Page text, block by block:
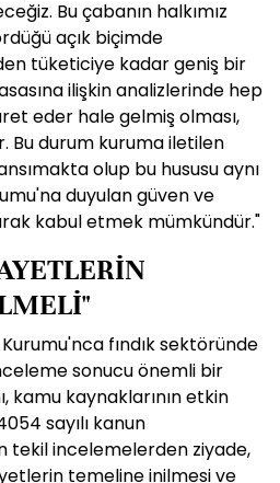
Bu çabanın halkımız
açık biçimde
tüketiciye kadar geniş bir
ilişkin analizlerinde hep
eder hale gelmiş olması,
Bu durum kuruma iletilen
olup bu hususu aynı
duyulan güven ve
kabul etmek mümkündür."
fındık sektöründe
sonucu önemli bir
kamu kaynaklarının etkin
sayılı kanun
tekil incelemelerden ziyade,
temeline inilmesi ve